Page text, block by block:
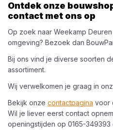
Ontdek onze
contact met ons op
Op zoek naar Weekamp Deuren
omgeving? Bezoek dan
Bij ons vind je diverse soorten
assortiment.
Wij verwelkomen je graag in
Bekijk onze contactpagina voor
Wil je liever eerst contact
openingstijden op 0165-349393